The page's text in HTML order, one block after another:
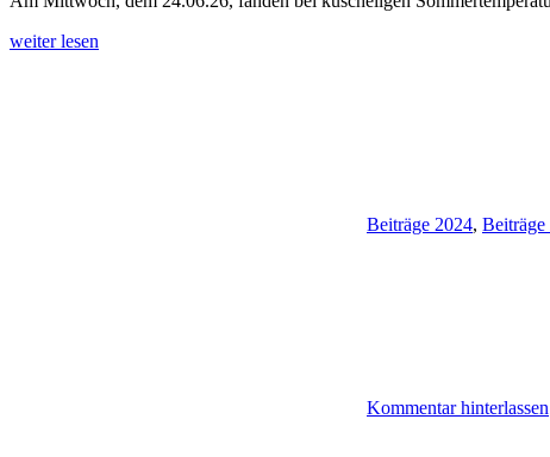
weiter lesen
Beiträge 2024, Beiträge
Kommentar hinterlassen